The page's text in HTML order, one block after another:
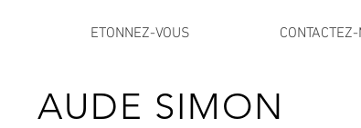
ETONNEZ-VOUS
AUDE SIMON